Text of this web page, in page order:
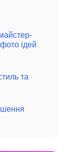
ідей
та